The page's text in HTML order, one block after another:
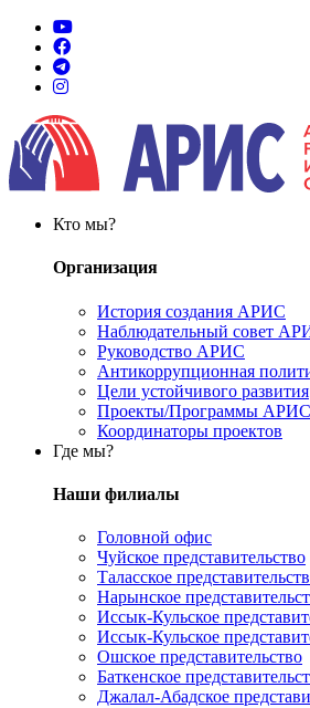
Кто мы?
Организация
История создания АРИС
Наблюдательный совет
Руководство АРИС
Антикоррупционная
Цели устойчивого развития
Проекты/Программы АРИС
Координаторы проектов
Где мы?
Наши филиалы
Головной офис
Чуйское представительство
Таласское
Нарынское
Иссык-Кульское
Иссык-Кульское
Ошское представительство
Баткенское
Джалал-Абадское